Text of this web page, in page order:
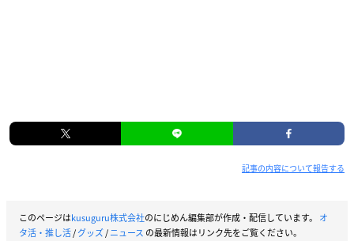
記事の内容について報告する
このページはkusuguru株式会社のにじめん編集部が作成・配信しています。 オ
タ活・推し活/グッズ/ニュース の最新情報はリンク先をご覧ください。